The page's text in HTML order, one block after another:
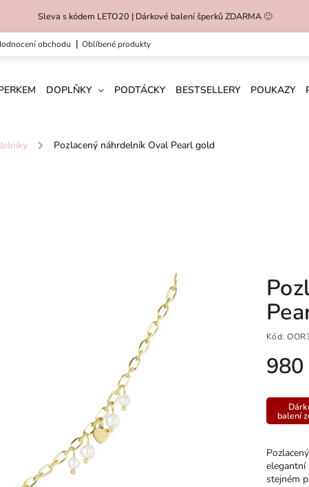
Sleva s kódem LETO20 | Dárkové balení šperků ZDARMA 🙂
hodnocení obchodu oblíbené produkty
DOPLŇKY PODTÁCKY BESTSELLERY POUKAZY
/ Pozlacený náhrdelník Oval Pearl gold
Kód:
980
elegantní
stejném
balení